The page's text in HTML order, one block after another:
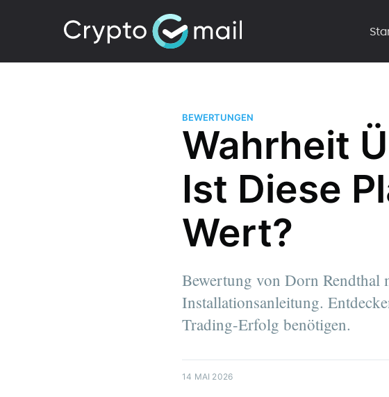
BEWERTUNGEN
Wahrheit
Ist Diese
Wert?
Bewertung von Dorn Rendthal
Installationsanleitung.
Trading-Erfolg benötigen.
14 MAI 2026